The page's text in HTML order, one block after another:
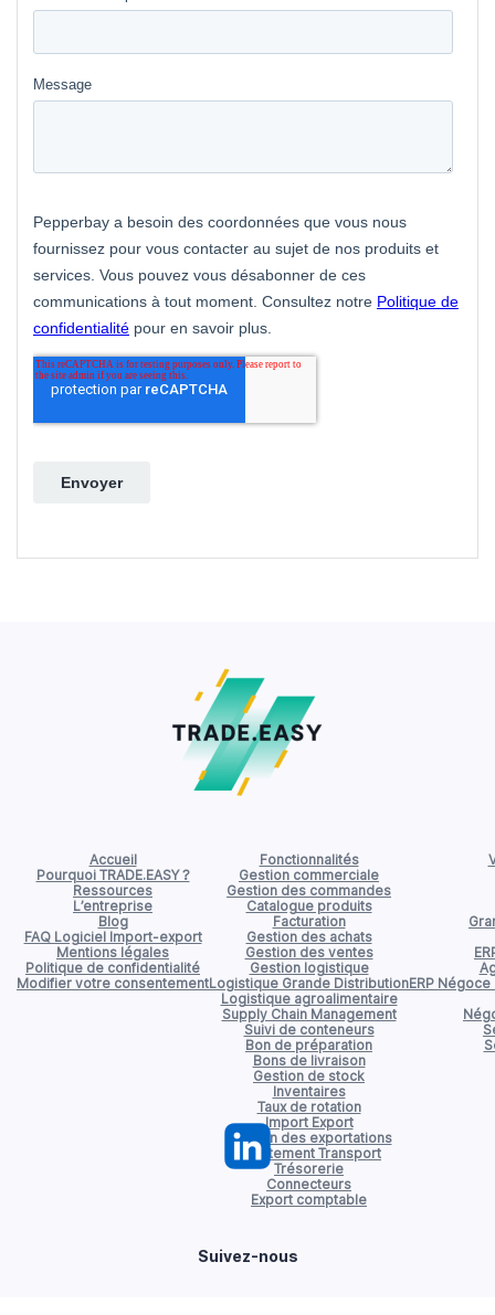
Accueil
Pourquoi TRADE.EASY ?
Ressources
L’entreprise
Blog
FAQ Logiciel Import-export
Mentions légales
Politique de confidentialité
Modifier votre consentement
Fonctionnalités
Gestion commerciale
Gestion des commandes
Catalogue produits
Facturation
Gestion des achats
Gestion des ventes
Gestion logistique
Logistique Grande Distribution
Logistique agroalimentaire
Supply Chain Management
Suivi de conteneurs
Bon de préparation
Bons de livraison
Gestion de stock
Inventaires
Taux de rotation
Import Export
Gestion des exportations
Affrètement Transport
Trésorerie
Connecteurs
Export comptable
ERP
Suivez-nous